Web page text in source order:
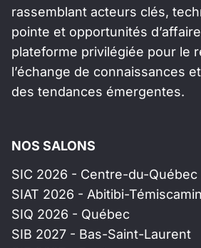
rassemblant acteurs clés,
pointe et opportunités
plateforme privilégiée pour le
l’échange de connaissances
des tendances émergentes.
NOS SALONS
SIC 2026 - Centre-du-Québec
SIAT 2026 - Abitibi-
SIQ 2026 - Québec
SIB 2027 - Bas-Saint-Laurent